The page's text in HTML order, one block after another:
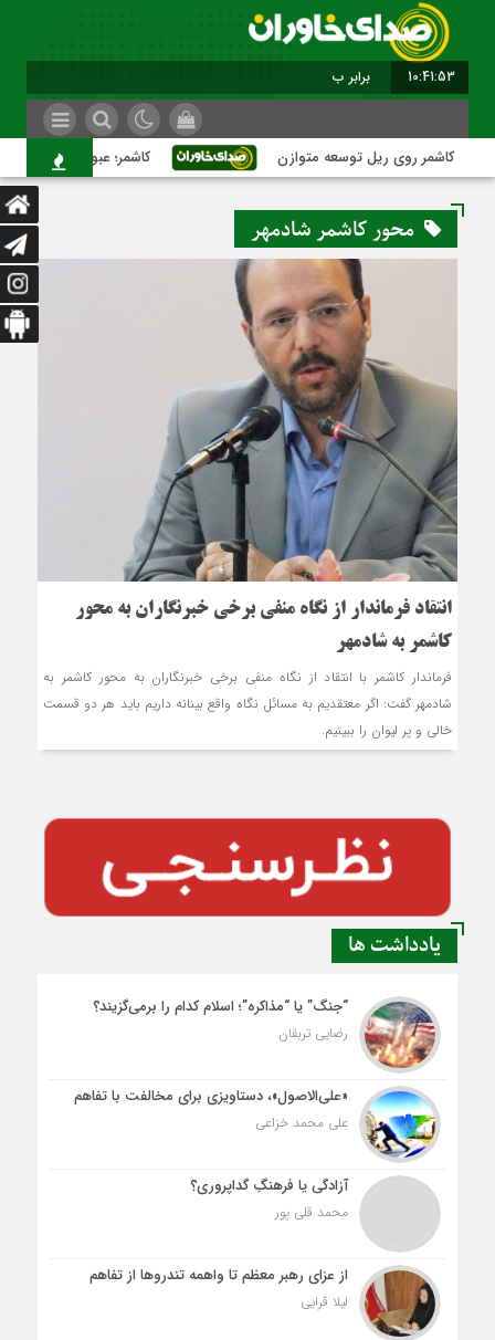
10:41:54 برابر با : Monday - 10 August - 2026
کاشمر روی ریل توسعه متوازن کاشمر؛ عبور از بحران‌های
محور کاشمر شادمهر
انتقاد فرماندار از نگاه منفی برخی خبرنگاران به محور
کاشمر به شادمهر
فرماندار کاشمر با انتقاد از نگاه منفی برخی خبرنگاران به محور کاشمر به
شادمهر گفت: اگر معتقدیم به مسائل نگاه واقع بینانه داریم باید هر دو قسمت
خالی و پر لیوان را ببینیم.
یادداشت ها
“جنگ” یا “مذاکره”؛ اسلام کدام را برمی‌گزیند؟
رضایی تربقان
«علی‌الاصول»، دستاویزی برای مخالفت با تفاهم
علی محمد خزاعی
آزادگی یا فرهنگِ گداپروری؟
محمد قلی پور
از عزای رهبر معظم تا واهمه تندروها از تفاهم
لیلا قرایی